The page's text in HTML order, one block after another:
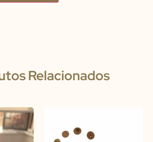
Relacionados